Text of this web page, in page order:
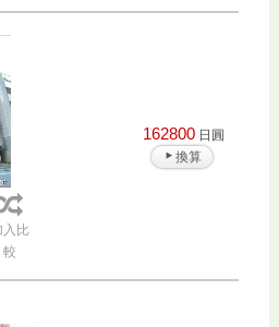
入比
較
162800 日圓
換算